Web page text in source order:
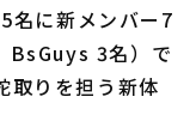
名に新メンバー7
BsGuys 3名）で
取りを担う新体